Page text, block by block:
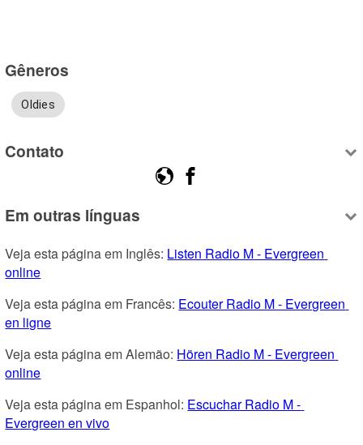
Gêneros
Oldies
Contato
Em outras línguas
Veja esta página em Inglês: Listen Radio M - Evergreen
online
Veja esta página em Francês: Ecouter Radio M - Evergreen
en ligne
Veja esta página em Alemão: Hören Radio M - Evergreen
online
Veja esta página em Espanhol: Escuchar Radio M -
Evergreen en vivo